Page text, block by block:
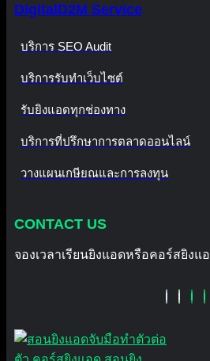
DigitalD2M Service
บริการ SEO Audit
บริการรับทำเว็บไซต์
รับยิงแอดทุกช่องทาง
บริการที่ปรึกษาการตลาดออนไลน์
วางแผนเกษียณและการลงทุน
CONTACT US
จองเวลาเรียนยิงแอดหรือคอร์สยิงแ